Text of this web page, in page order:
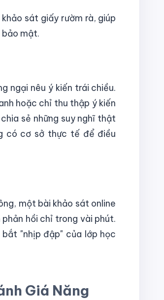
sát giấy rườm rà, giúp
bảo mật.
ngại nêu ý kiến trái chiều.
hoặc chỉ thu thập ý kiến
sẻ những suy nghĩ thật
có cơ sở thực tế để điều
một bài khảo sát online
hồi chỉ trong vài phút.
"nhịp đập" của lớp học
Giá Năng